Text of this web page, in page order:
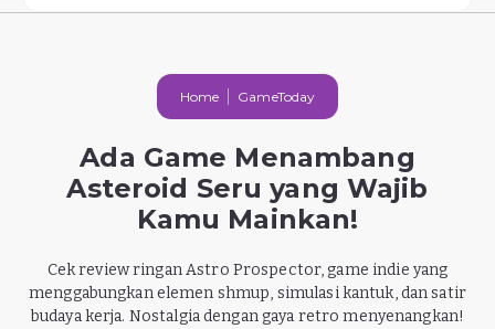
Home GameToday
Ada Game Menambang
Asteroid Seru yang Wajib
Kamu Mainkan!
Cek review ringan Astro Prospector, game indie yang
menggabungkan elemen shmup, simulasi kantuk, dan satir
budaya kerja. Nostalgia dengan gaya retro menyenangkan!